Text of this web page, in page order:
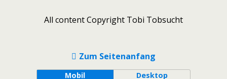
All content Copyright Tobi Tobsucht
Zum Seitenanfang
Mobil Desktop